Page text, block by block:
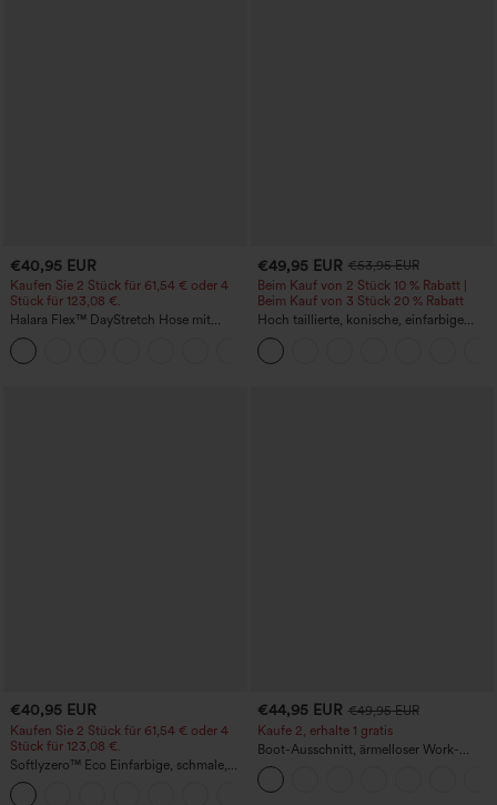
€40,95 EUR
Kaufen Sie 2 Stück für 61,54 € oder 4
Stück für 123,08 €.
Halara Flex™ DayStretch Hose mit
mittlerer Bundhöhe, seitlicher
Reißverschlusstasche und
Work‑Flare‑Schnitt
€49,95 EUR €53,95 EUR
Beim Kauf von 2 Stück 10 % Rabatt |
Beim Kauf von 3 Stück 20 % Rabatt
Hoch taillierte, konische, einfarbige
Anzughose mit Seitentaschen
€40,95 EUR
Kaufen Sie 2 Stück für 61,54 € oder 4
Stück für 123,08 €.
Softlyzero™ Eco Einfarbige, schmale,
hoch taillierte Wanderhose mit
mehreren Taschen
€44,95 EUR €49,95 EUR
Kaufe 2, erhalte 1 gratis
Boot-Ausschnitt, ärmelloser Work-
Jumpsuit mit seitlicher Bindung,
kühlender Cool-Touch-Effekt, gestreift
und mit Taschen – Easy Peezy Edition